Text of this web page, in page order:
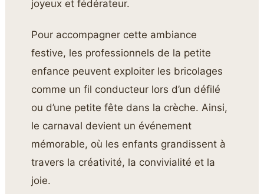
joyeux et fédérateur.
Pour accompagner cette ambiance
festive, les professionnels de la petite
enfance peuvent exploiter les bricolages
comme un fil conducteur lors d’un défilé
ou d’une petite fête dans la crèche. Ainsi,
le carnaval devient un événement
mémorable, où les enfants grandissent à
travers la créativité, la convivialité et la
joie.